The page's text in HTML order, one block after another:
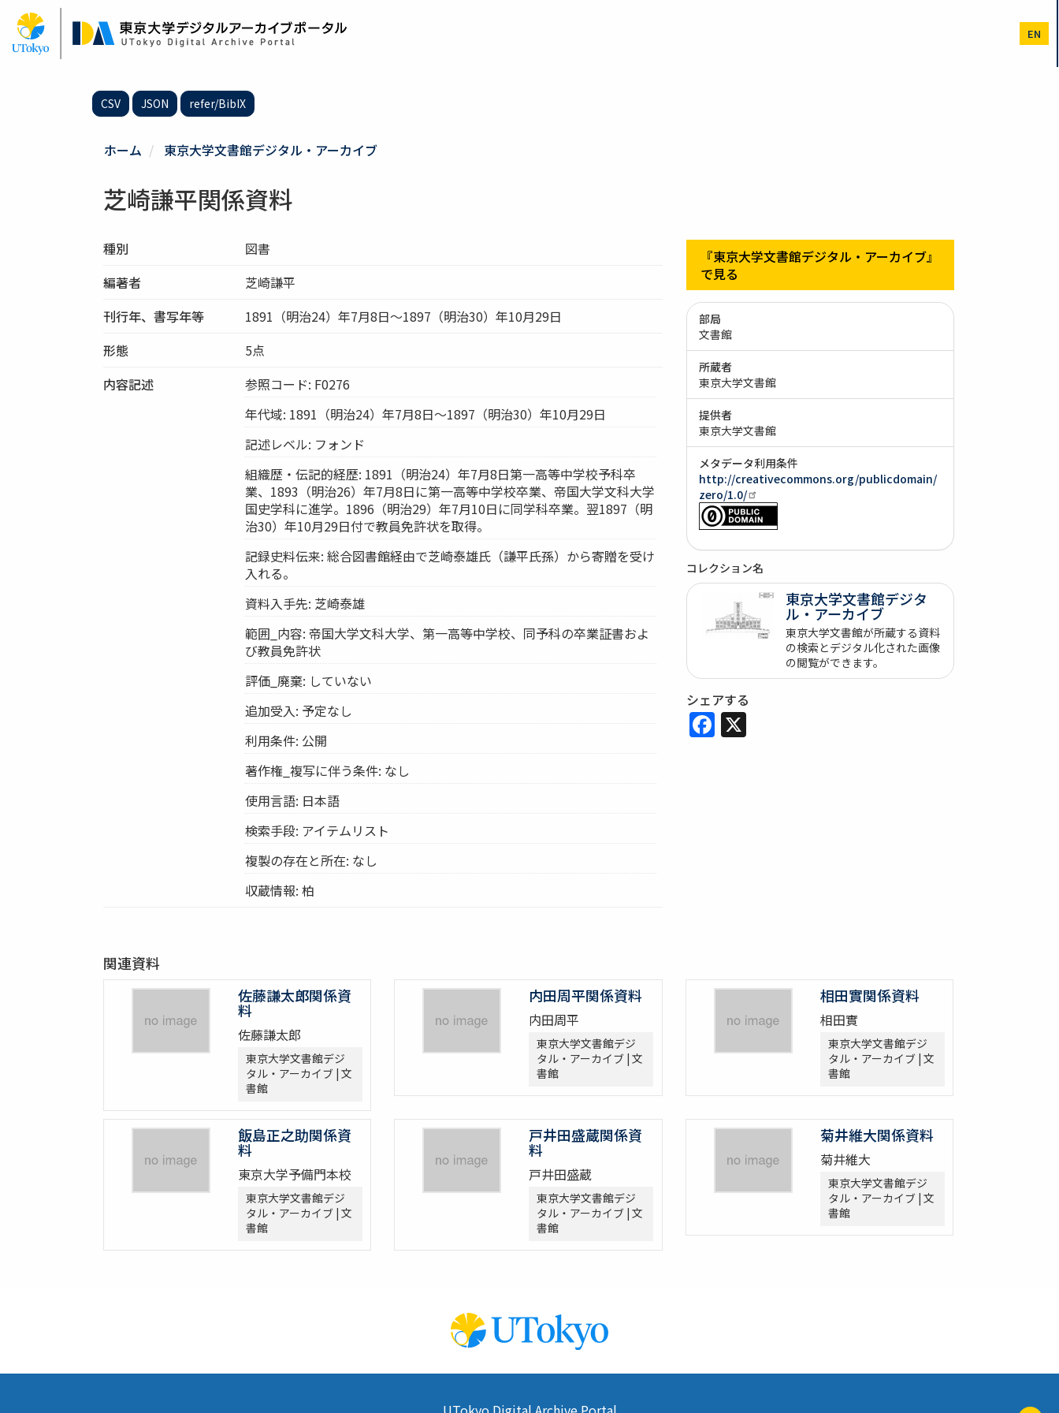
ン
EN
CSV JSON refer/BibIX
ホーム 東京大学文書館デジタル・アーカイブ
芝崎謙平関係資料
種別
図書
編著者
芝崎謙平
刊行年、書写年等
1891（明治24）年7月8日～1897（明治30）年10月29日
形態
5点
内容記述
参照コード: F0276
年代域: 1891（明治24）年7月8日～1897（明治30）年10月29日
記述レベル: フォンド
組織歴・伝記的経歴: 1891（明治24）年7月8日第一高等中学校予科卒
業、1893（明治26）年7月8日に第一高等中学校卒業、帝国大学文科大学
国史学科に進学。1896（明治29）年7月10日に同学科卒業。翌1897（明
治30）年10月29日付で教員免許状を取得。
記録史料伝来: 総合図書館経由で芝崎泰雄氏（謙平氏孫）から寄贈を受け
入れる。
資料入手先: 芝崎泰雄
範囲_内容: 帝国大学文科大学、第一高等中学校、同予科の卒業証書およ
び教員免許状
評価_廃棄: していない
追加受入: 予定なし
利用条件: 公開
著作権_複写に伴う条件: なし
使用言語: 日本語
検索手段: アイテムリスト
複製の存在と所在: なし
収蔵情報: 柏
『東京大学文書館デジタル・アーカイブ』
で見る
部局
文書館
所蔵者
東京大学文書館
提供者
東京大学文書館
メタデータ利用条件
http://creativecommons.org/publicdomain/
zero/1.0/
コレクション名
東京大学文書館デジタ
ル・アーカイブ
東京大学文書館が所蔵する資料
の検索とデジタル化された画像
の閲覧ができます。
シェアする
Facebook
X
関連資料
佐藤謙太郎関係資
料
佐藤謙太郎
東京大学文書館デジ
タル・アーカイブ | 文
書館
内田周平関係資料
内田周平
東京大学文書館デジ
タル・アーカイブ | 文
書館
相田實関係資料
相田實
東京大学文書館デジ
タル・アーカイブ | 文
書館
飯島正之助関係資
料
東京大学予備門本校
東京大学文書館デジ
タル・アーカイブ | 文
書館
戸井田盛蔵関係資
料
戸井田盛蔵
東京大学文書館デジ
タル・アーカイブ | 文
書館
菊井維大関係資料
菊井維大
東京大学文書館デジ
タル・アーカイブ | 文
書館